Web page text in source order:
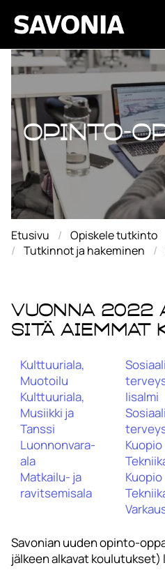
Opinto-
Opinto-
Etusivu
Opiskele tutkinto
Tutkinnot ja hakeminen
Vuonna 2022
sitä
Kulttuuriala,
Muotoilu
Kulttuuriala,
Musiikki ja
Tanssi
Luonnonvara-
ala
Matkailu- ja
ravitsemisala
Iisalmi
Kuopio
Kuopio
Savonian uuden opinto-
jälkeen alkavat koulutukset)